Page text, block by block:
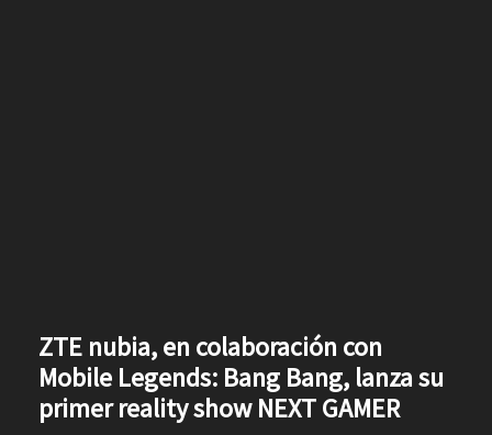
ZTE nubia, en colaboración con
Mobile Legends: Bang Bang, lanza su
primer reality show NEXT GAMER